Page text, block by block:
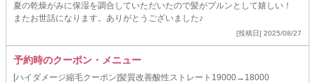
夏の乾燥がみに保湿を調合していただいたので髪がプルンとして嬉しい！
またお世話になります。ありがとうございました♪
[投稿日] 2025/08/27
予約時のクーポン・メニュー
[ハイダメージ縮毛クーポン]髪質改善酸性ストレート19000→18000